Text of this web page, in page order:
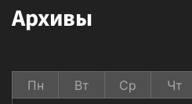
Архивы
Пн
Вт Ср Чт